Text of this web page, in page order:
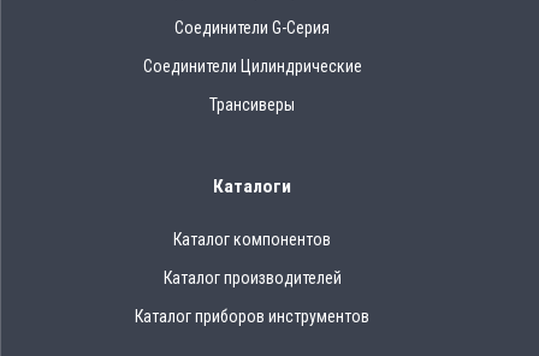
Соединители G-Серия
Соединители Цилиндрические
Трансиверы
Каталоги
Каталог компонентов
Каталог производителей
Каталог приборов инструментов